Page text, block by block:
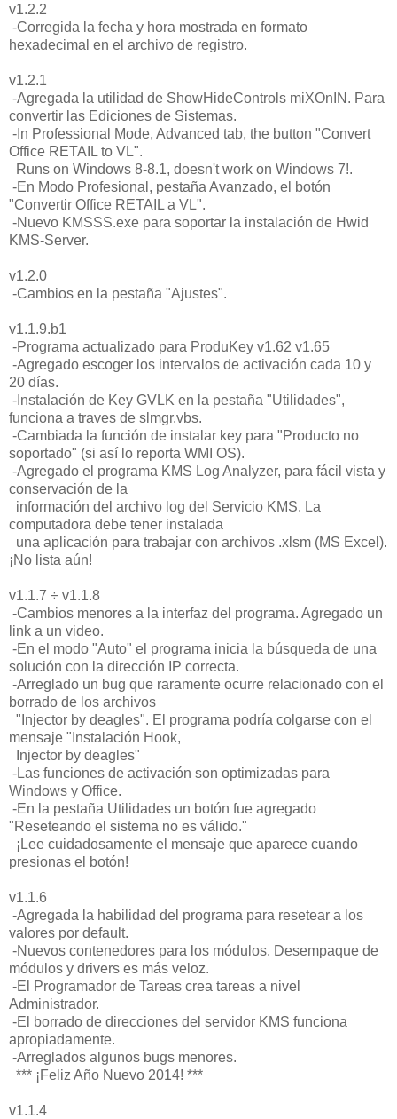
v1.2.2
-Corregida la fecha y hora mostrada en formato
hexadecimal en el archivo de registro.
v1.2.1
-Agregada la utilidad de ShowHideControls miXOnIN. Para
convertir las Ediciones de Sistemas.
-In Professional Mode, Advanced tab, the button "Convert
Office RETAIL to VL".
Runs on Windows 8-8.1, doesn't work on Windows 7!.
-En Modo Profesional, pestaña Avanzado, el botón
"Convertir Office RETAIL a VL".
-Nuevo KMSSS.exe para soportar la instalación de Hwid
KMS-Server.
v1.2.0
-Cambios en la pestaña "Ajustes".
v1.1.9.b1
-Programa actualizado para ProduKey v1.62 v1.65
-Agregado escoger los intervalos de activación cada 10 y
20 días.
-Instalación de Key GVLK en la pestaña "Utilidades",
funciona a traves de slmgr.vbs.
-Cambiada la función de instalar key para "Producto no
soportado" (si así lo reporta WMI OS).
-Agregado el programa KMS Log Analyzer, para fácil vista y
conservación de la
información del archivo log del Servicio KMS. La
computadora debe tener instalada
una aplicación para trabajar con archivos .xlsm (MS Excel).
¡No lista aún!
v1.1.7 ÷ v1.1.8
-Cambios menores a la interfaz del programa. Agregado un
link a un video.
-En el modo "Auto" el programa inicia la búsqueda de una
solución con la dirección IP correcta.
-Arreglado un bug que raramente ocurre relacionado con el
borrado de los archivos
"Injector by deagles". El programa podría colgarse con el
mensaje "Instalación Hook,
Injector by deagles"
-Las funciones de activación son optimizadas para
Windows y Office.
-En la pestaña Utilidades un botón fue agregado
"Reseteando el sistema no es válido."
¡Lee cuidadosamente el mensaje que aparece cuando
presionas el botón!
v1.1.6
-Agregada la habilidad del programa para resetear a los
valores por default.
-Nuevos contenedores para los módulos. Desempaque de
módulos y drivers es más veloz.
-El Programador de Tareas crea tareas a nivel
Administrador.
-El borrado de direcciones del servidor KMS funciona
apropiadamente.
-Arreglados algunos bugs menores.
*** ¡Feliz Año Nuevo 2014! ***
v1.1.4